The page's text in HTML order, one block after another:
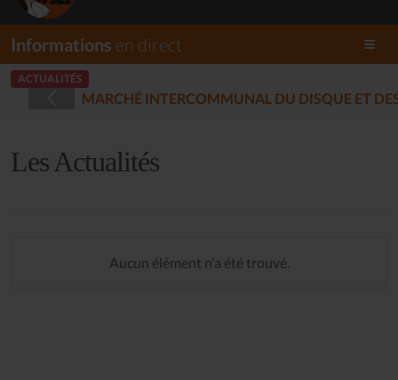
Informations en direct
ACTUALITÉS
- PLOUARET(2025-12-17)
Les Actualités
Aucun élément n'a été trouvé.